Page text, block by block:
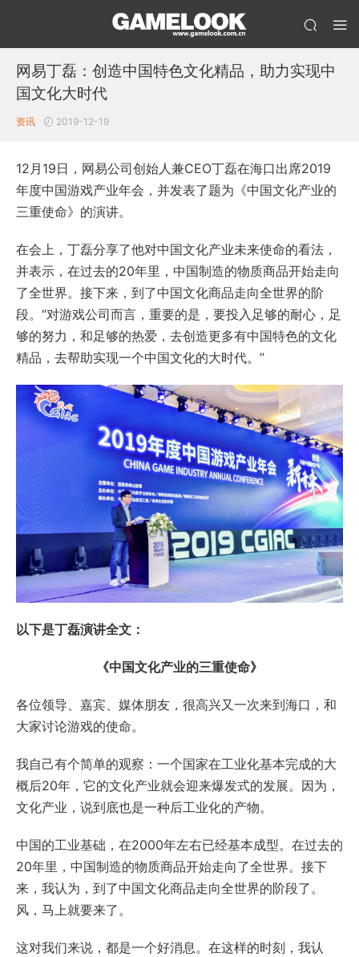
网易丁磊：创造中国特色文化精品，助力实现中
国文化大时代
资讯 2019-12-19
12月19日，网易公司创始人兼CEO丁磊在海口出席2019
年度中国游戏产业年会，并发表了题为《中国文化产业的
三重使命》的演讲。
在会上，丁磊分享了他对中国文化产业未来使命的看法，
并表示，在过去的20年里，中国制造的物质商品开始走向
了全世界。接下来，到了中国文化商品走向全世界的阶
段。“对游戏公司而言，重要的是，要投入足够的耐心，足
够的努力，和足够的热爱，去创造更多有中国特色的文化
精品，去帮助实现一个中国文化的大时代。”
以下是丁磊演讲全文：
《中国文化产业的三重使命》
各位领导、嘉宾、媒体朋友，很高兴又一次来到海口，和
大家讨论游戏的使命。
我自己有个简单的观察：一个国家在工业化基本完成的大
概后20年，它的文化产业就会迎来爆发式的发展。因为，
文化产业，说到底也是一种后工业化的产物。
中国的工业基础，在2000年左右已经基本成型。在过去的
20年里，中国制造的物质商品开始走向了全世界。接下
来，我认为，到了中国文化商品走向全世界的阶段了。
风，马上就要来了。
这对我们来说，都是一个好消息。在这样的时刻，我认